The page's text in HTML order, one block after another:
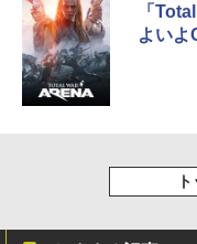
「
よいよ